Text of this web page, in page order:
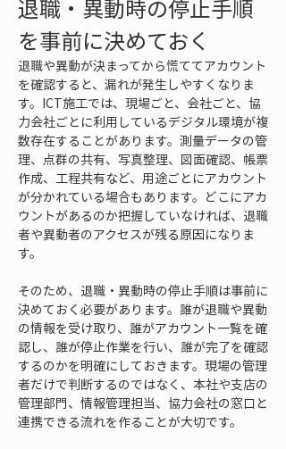
退職・異動時の停止手順
を事前に決めておく
退職や異動が決まってから慌ててアカウント
を確認すると、漏れが発生しやすくなりま
す。ICT施工では、現場ごと、会社ごと、協
力会社ごとに利用しているデジタル環境が複
数存在することがあります。測量データの管
理、点群の共有、写真整理、図面確認、帳票
作成、工程共有など、用途ごとにアカウント
が分かれている場合もあります。どこにアカ
ウントがあるのか把握していなければ、退職
者や異動者のアクセスが残る原因になりま
す。
そのため、退職・異動時の停止手順は事前に
決めておく必要があります。誰が退職や異動
の情報を受け取り、誰がアカウント一覧を確
認し、誰が停止作業を行い、誰が完了を確認
するのかを明確にしておきます。現場の管理
者だけで判断するのではなく、本社や支店の
管理部門、情報管理担当、協力会社の窓口と
連携できる流れを作ることが大切です。